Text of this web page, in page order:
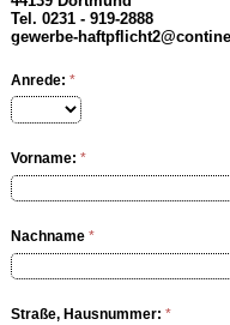
Anrede: *
Vorname: *
Nachname *
Straße, Hausnummer: *